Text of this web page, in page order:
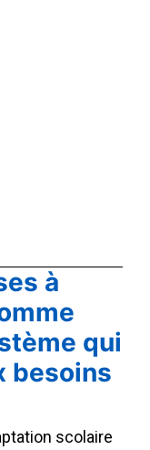
à
qui
besoins
scolaire